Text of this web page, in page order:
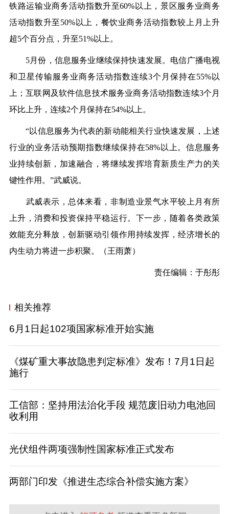
铁路运输业商务活动指数升至60%以上，景区服务业商务
活动指数升至50%以上，餐饮业商务活动指数较上月上升
超5个百分点，升至51%以上。
5月份，信息服务业继续保持快速发展。电信广播电视
和卫星传输服务业商务活动指数连续3个月保持在55%以
上；互联网及软件信息技术服务业商务活动指数连续3个月
环比上升，连续2个月保持在54%以上。
“以信息服务为代表的新动能相关行业快速发展，上述
行业的业务活动预期指数继续保持在58%以上。信息服务
业持续创新，加速融合，将继续发挥培育新质生产力的关
键性作用。”武威说。
武威表示，总体来看，非制造业景气水平较上月有所
上升，消费和投资保持平稳运行。下一步，随着各类政策
效能充分释放，创新驱动引领作用持续发挥，经济增长的
内生动力将进一步积聚。（王雨萧）
责任编辑：于彤彤
相关推荐
6月1日起102项国家标准开始实施
《煤矿重大事故隐患判定标准》发布！7月1日起
施行
工信部：坚持用法治化手段 规范废旧动力电池回
收利用
光伏组件两项强制性国家标准正式发布
两部门印发《推进生态综合补偿实施方案》